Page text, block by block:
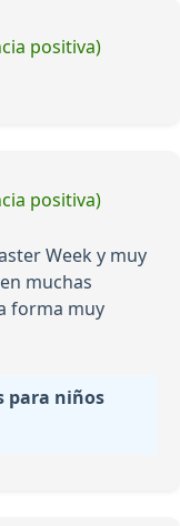
positiva)
positiva)
Week y muy
muchas
forma muy
para niños